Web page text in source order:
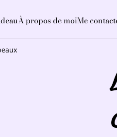
À propos de moiMe